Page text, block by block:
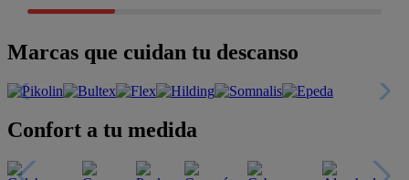
Marcas que cuidan tu descanso
Confort a tu medida